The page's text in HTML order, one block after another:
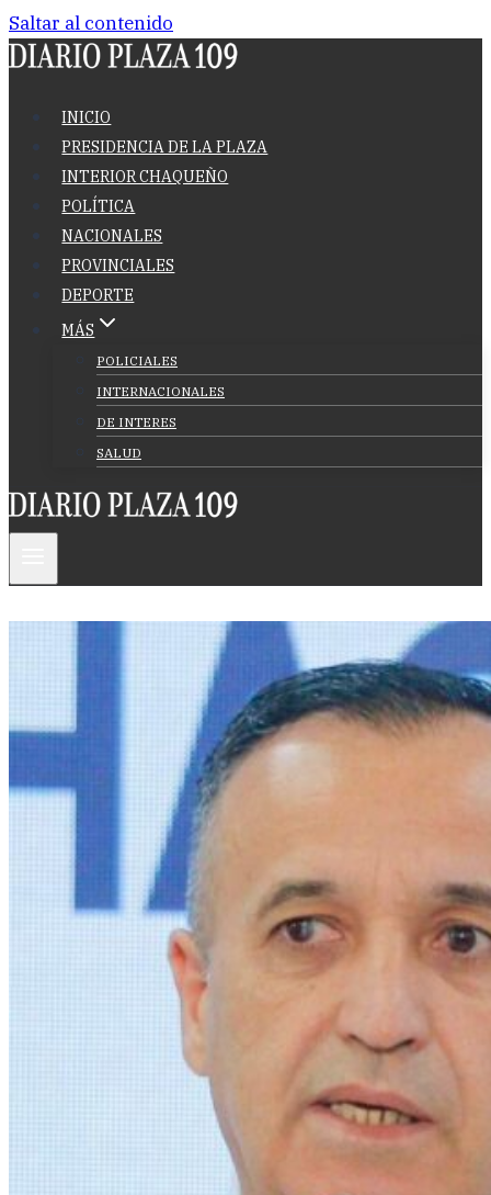
Saltar al contenido
INICIO
PRESIDENCIA DE LA PLAZA
INTERIOR CHAQUEÑO
POLÍTICA
NACIONALES
PROVINCIALES
DEPORTE
MÁS
POLICIALES
INTERNACIONALES
DE INTERES
SALUD